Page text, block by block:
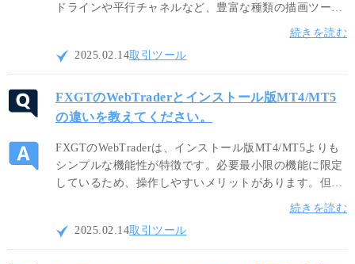
ドラインや平行チャネルなど、豊富な種類の描画ツール
が搭載されています。チャート画面へオブジェクトを直
接書き込み、テクニカル分析やポジションのエントリー
判断などに活用することが可能です。
続きを読む
2025.02.14取引ツール
FXGTのWebTraderとインストール版MT4/MT5
の違いを教えてください。
FXGTのWebTraderは、インストール版MT4/MT5よりも
シンプルな機能性が特徴です。必要最小限の機能に限定
しているため、操作しやすいメリットがあります。但
し、カスタムインジケーターや自動売買（EA）等には対
応しておりませんので、制限なくご利用されたい場合は
インストール版をご利用ください。
続きを読む
2025.02.14取引ツール